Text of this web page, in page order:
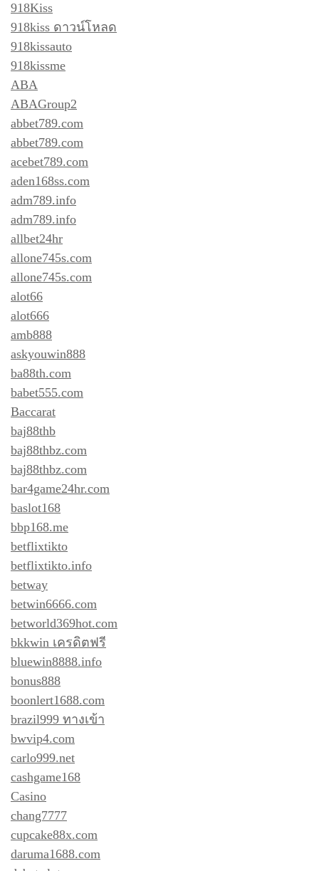
918Kiss
918kiss ดาวน์โหลด
918kissauto
918kissme
ABA
ABAGroup2
abbet789.com
abbet789.com
acebet789.com
aden168ss.com
adm789.info
adm789.info
allbet24hr
allone745s.com
allone745s.com
alot66
alot666
amb888
askyouwin888
ba88th.com
babet555.com
Baccarat
baj88thb
baj88thbz.com
baj88thbz.com
bar4game24hr.com
baslot168
bbp168.me
betflixtikto
betflixtikto.info
betway
betwin6666.com
betworld369hot.com
bkkwin เครดิตฟรี
bluewin8888.info
bonus888
boonlert1688.com
brazil999 ทางเข้า
bwvip4.com
carlo999.net
cashgame168
Casino
chang7777
cupcake88x.com
daruma1688.com